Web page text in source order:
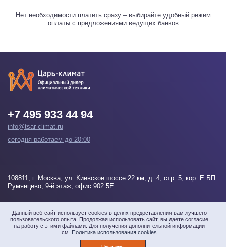
Данный веб-сайт использует cookies в целях предоставления вам лучшего
пользовательского опыта. Продолжая использовать сайт, вы даете согласие
на работу с этими файлами. Для получения дополнительной информации
см. Политика использования cookies
Нет необходимости платить сразу – выбирайте удобный режим
оплаты с предложениями ведущих банков
+7 495 933 44 94
info@tsar-climat.ru
сегодня работаем до 20:00
108811, г. Москва, ул. Киевское шоссе 22 км, д. 4, стр. 5, кор. Е БП
Румянцево, 9-й этаж, офис 902 5Е.
Напишите нам
© 2026 «Царь-климат» Все права защищены